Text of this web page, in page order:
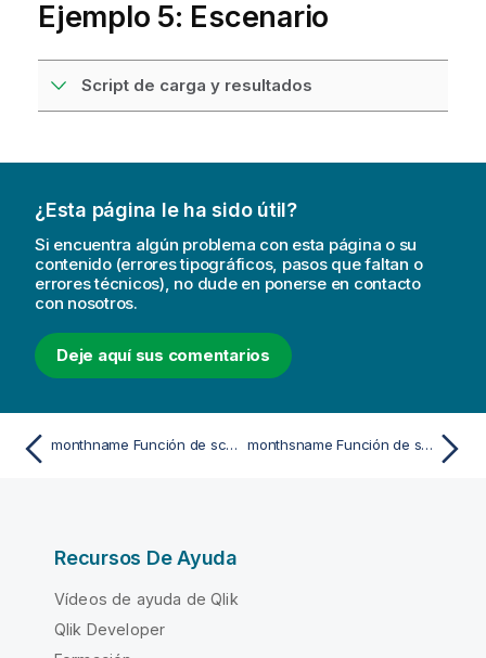
Ejemplo 5: Escenario
Script de carga y resultados
¿Esta página le ha sido útil?
Si encuentra algún problema con esta página o su
contenido (errores tipográficos, pasos que faltan o
errores técnicos), no dude en ponerse en contacto
con nosotros.
Deje aquí sus comentarios
monthname Función de script y de gráfico monthsname Función de script y de gráfico
Recursos De Ayuda
Vídeos de ayuda de Qlik
Qlik Developer